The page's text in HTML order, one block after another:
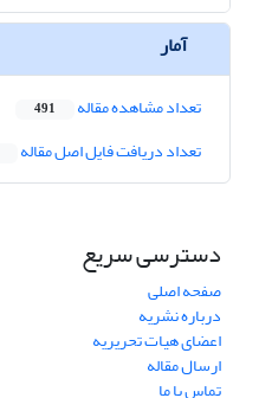
آمار
تعداد مشاهده مقاله 491
تعداد دریافت فایل اصل مقاله
دسترسی سریع
صفحه اصلی
درباره نشریه
اعضای هیات تحریریه
ارسال مقاله
تماس با ما